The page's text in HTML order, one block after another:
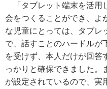
「タブレット端末を活用
会をつくることができ、よ
な児童にとっては、タブレ
で、話すことのハードルが
を受けず、本人だけが回答
っかりと確保できました。
が設定されているので、実